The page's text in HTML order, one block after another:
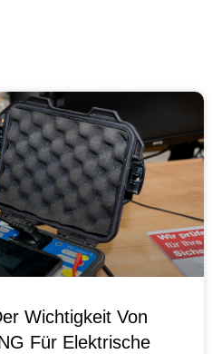
Wichtigkeit Von
Für Elektrische